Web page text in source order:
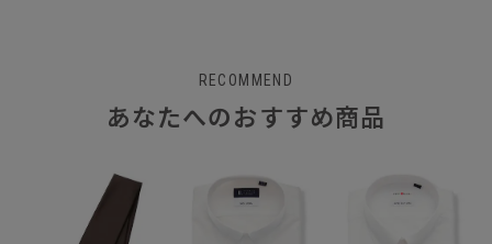
RECOMMEND
あなたへのおすすめ商品